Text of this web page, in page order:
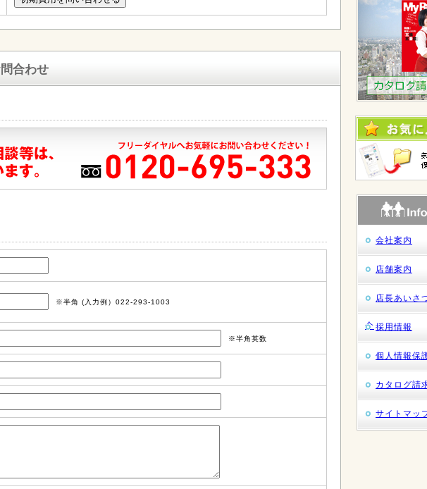
合わせ
※半角 (入力例）022-293-1003
※半角英数
会社案内
店舗案内
店長あいさ
介 採用情報
個人情報保
カタログ請
サイトマッ